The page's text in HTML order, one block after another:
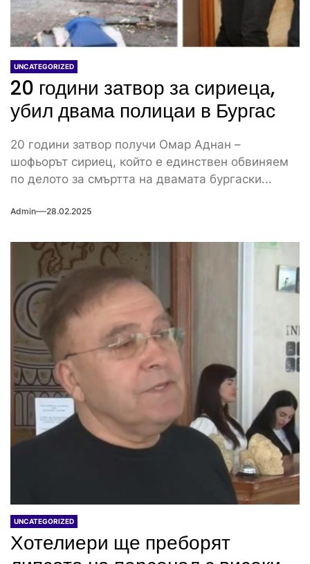
UNCATEGORIZED
20 години затвор за сириеца,
убил двама полицаи в Бургас
20 години затвор получи Омар Аднан –
шофьорът сириец, който е единствен обвиняем
по делото за смъртта на двамата бургаски...
Admin 28.02.2025
UNCATEGORIZED
Хотелиери ще преборят